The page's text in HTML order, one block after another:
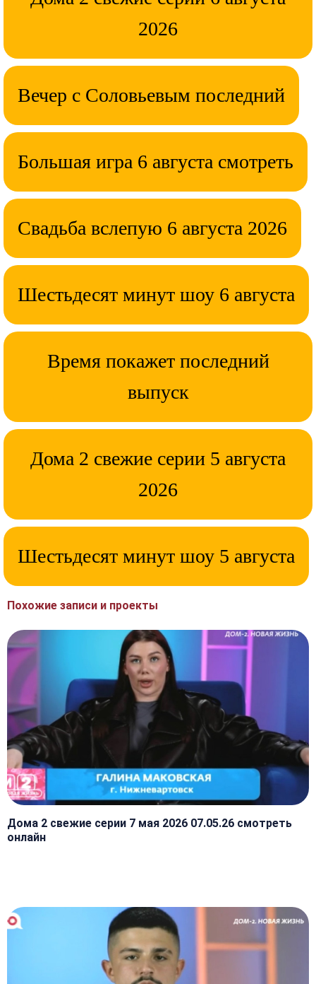
2026
Вечер с Соловьевым последний
Большая игра 6 августа смотреть
Свадьба вслепую 6 августа 2026
Шестьдесят минут шоу 6 августа
Время покажет последний
выпуск
Дома 2 свежие серии 5 августа
2026
Шестьдесят минут шоу 5 августа
Похожие записи и проекты
Дома 2 свежие серии 7 мая 2026 07.05.26 смотреть
онлайн